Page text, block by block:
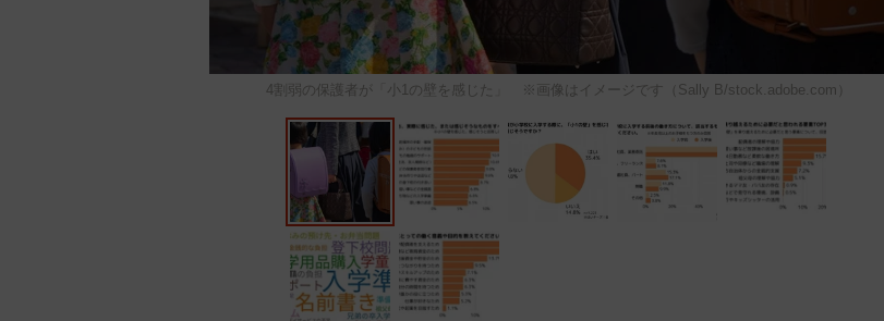
4割弱の保護者が「小1の壁を感じた」 ※画像はイメージです（Sally B/stock.adobe.com）